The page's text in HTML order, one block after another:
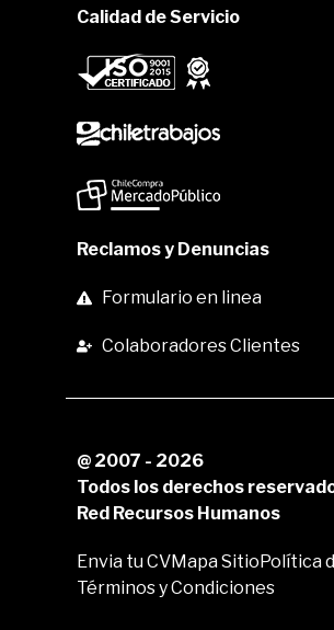
Calidad de Servicio
Reclamos y Denuncias
Formulario en linea
Colaboradores Clientes
@ 2007 - 2026
Todos los derechos
Red Recursos Humanos
Envia tu CVMapa SitioPolítica
Términos y Condiciones